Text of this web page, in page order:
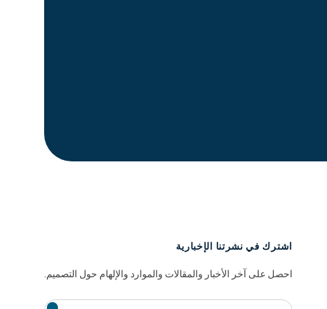
اشترك في نشرتنا الإخبارية
احصل على آخر الأخبار والمقالات والموارد والإلهام حول التصميم.